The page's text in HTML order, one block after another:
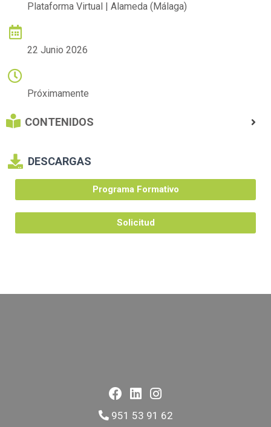
Plataforma Virtual | Alameda (Málaga)
22 Junio 2026
Próximamente
CONTENIDOS
DESCARGAS
Programa Formativo
Solicitud
951 53 91 62